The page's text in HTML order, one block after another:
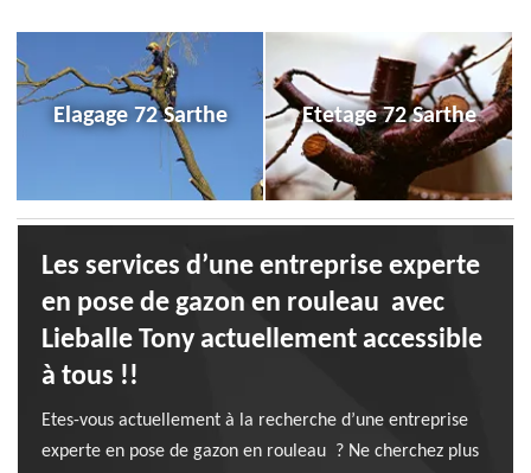
Elagage 72 Sarthe Etetage 72 Sarthe
Les services d’une entreprise experte
en pose de gazon en rouleau avec
Lieballe Tony actuellement accessible
à tous !!
Etes-vous actuellement à la recherche d’une entreprise
experte en pose de gazon en rouleau ? Ne cherchez plus